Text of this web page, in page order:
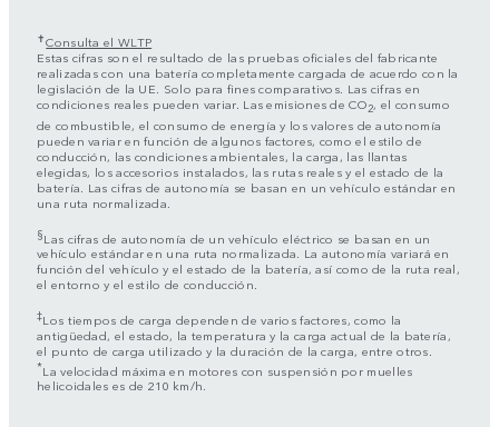
✝Consulta el WLTP
Estas cifras son el resultado de las pruebas oficiales del fabricante
realizadas con una batería completamente cargada de acuerdo con la
legislación de la UE. Solo para fines comparativos. Las cifras en
condiciones reales pueden variar. Las emisiones de CO2, el consumo
de combustible, el consumo de energía y los valores de autonomía
pueden variar en función de algunos factores, como el estilo de
conducción, las condiciones ambientales, la carga, las llantas
elegidas, los accesorios instalados, las rutas reales y el estado de la
batería. Las cifras de autonomía se basan en un vehículo estándar en
una ruta normalizada.
§Las cifras de autonomía de un vehículo eléctrico se basan en un
vehículo estándar en una ruta normalizada. La autonomía variará en
función del vehículo y el estado de la batería, así como de la ruta real,
el entorno y el estilo de conducción.
‡Los tiempos de carga dependen de varios factores, como la
antigüedad, el estado, la temperatura y la carga actual de la batería,
el punto de carga utilizado y la duración de la carga, entre otros.
*La velocidad máxima en motores con suspensión por muelles
helicoidales es de 210 km/h.